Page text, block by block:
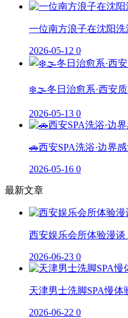
一位南方浪子在沈阳
2026-05-12 0
❄️🌫️冬日治愈系·西安
2026-05-13 0
🚗西安SPA洗浴·边界
2026-05-16 0
最新文章
西安娱乐会所体验漫
2026-06-23 0
天津男士洗脚SPA慢
2026-06-22 0